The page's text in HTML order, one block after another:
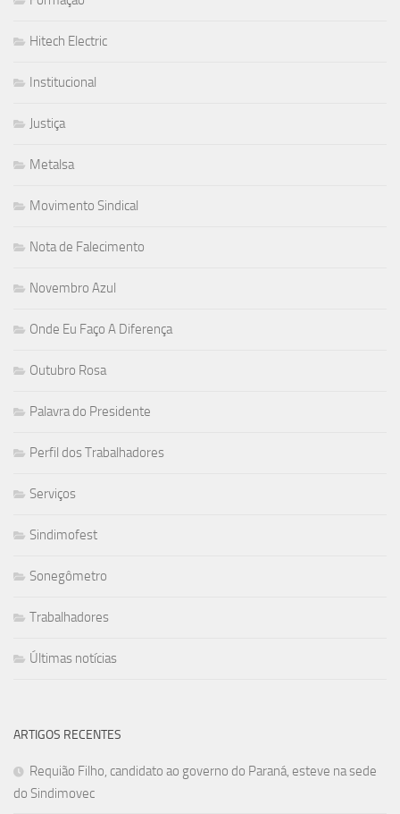
Hitech Electric
Institucional
Justiça
Metalsa
Movimento Sindical
Nota de Falecimento
Novembro Azul
Onde Eu Faço A Diferença
Outubro Rosa
Palavra do Presidente
Perfil dos Trabalhadores
Serviços
Sindimofest
Sonegômetro
Trabalhadores
Últimas notícias
ARTIGOS RECENTES
Requião Filho, candidato ao governo do Paraná, esteve na sede
do Sindimovec